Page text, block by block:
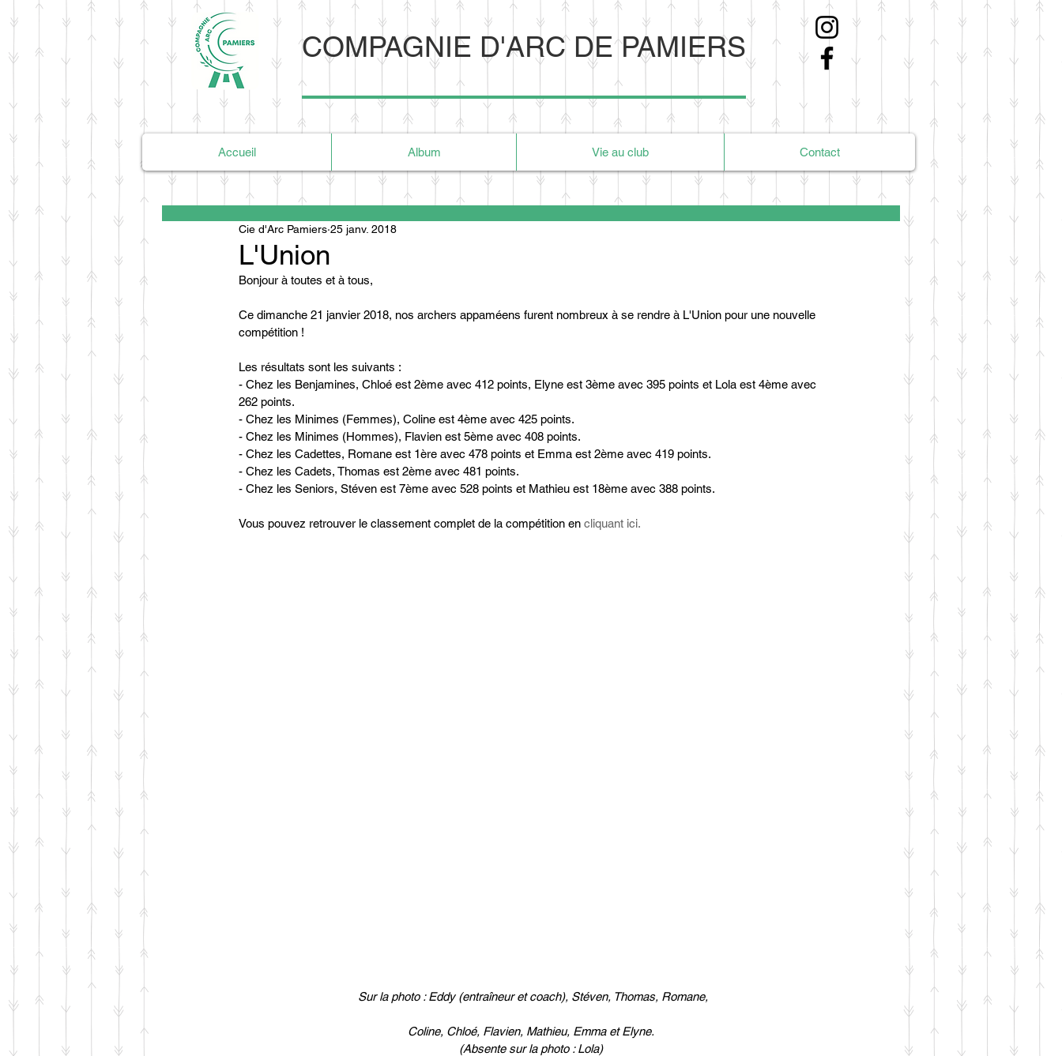
COMPAGNIE D'ARC DE PAMIERS
Accueil Album Vie au club Contact
L'Union
Cie d'Arc Pamiers 25 janv. 2018
Bonjour à toutes et à tous,
Ce dimanche 21 janvier 2018, nos archers appaméens furent nombreux à se rendre à L'Union pour une nouvelle
compétition !
Les résultats sont les suivants :
- Chez les Benjamines, Chloé est 2ème avec 412 points, Elyne est 3ème avec 395 points et Lola est 4ème avec
262 points.
- Chez les Minimes (Femmes), Coline est 4ème avec 425 points.
- Chez les Minimes (Hommes), Flavien est 5ème avec 408 points.
- Chez les Cadettes, Romane est 1ère avec 478 points et Emma est 2ème avec 419 points.
- Chez les Cadets, Thomas est 2ème avec 481 points.
- Chez les Seniors, Stéven est 7ème avec 528 points et Mathieu est 18ème avec 388 points.
Vous pouvez retrouver le classement complet de la compétition en cliquant ici.
Sur la photo : Eddy (entraîneur et coach), Stéven, Thomas, Romane,
Coline, Chloé, Flavien, Mathieu, Emma et Elyne.
(Absente sur la photo : Lola)